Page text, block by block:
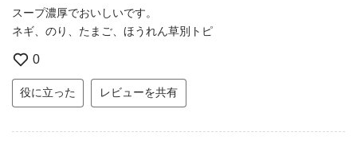
スープ濃厚でおいしいです。
ネギ、のり、たまご、ほうれん草別トピ
0
役に立った レビューを共有